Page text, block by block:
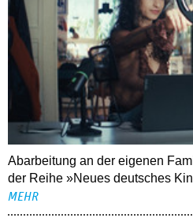
Abarbeitung an der eigenen
der Reihe »Neues deutsches
MEHR